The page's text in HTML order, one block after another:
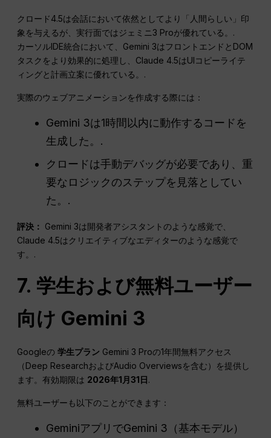
クロード4.5は会話において依然としてより「人間らしい」印
象を与えるが、実行面ではジェミニ3 Proが優れている。.
カーソルIDE統合において、Gemini 3はフロントエンドとDOM
タスクをより効果的に処理し、Claude 4.5はUIコピーライテ
ィングと計画立案に優れている。.
実際のウェブアニメーションを作成する際には：
Gemini 3は1時間以内に動作するコードを
生成した。.
クロードは手動デバッグが必要であり、重
要なロジックのステップを見落としてい
た。.
評決： Gemini 3は開発者アシスタントのような感覚で、
Claude 4.5はクリエイティブなエディターのような感覚で
す。.
7. 学生および無料ユーザー
向け Gemini 3
Googleの学生プラン Gemini 3 Proの1年間無料アクセス
（Deep ResearchおよびAudio Overviewsを含む）を提供し
ます。有効期限は 2026年1月31日.
無料ユーザーも以下のことができます：
GeminiアプリでGemini 3（基本モデル）